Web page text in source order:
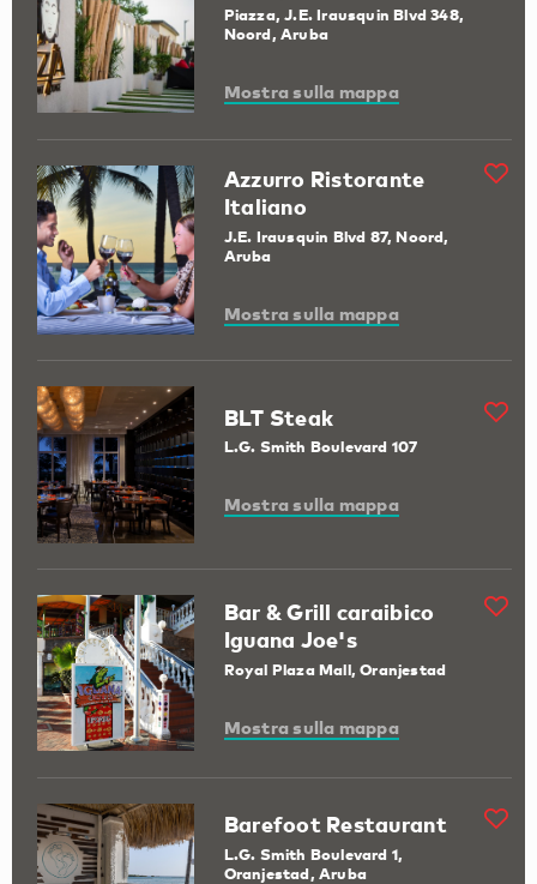
Piazza, J.E. Irausquin Blvd 348,
Noord, Aruba
Mostra sulla mappa
Azzurro Ristorante
Italiano
J.E. Irausquin Blvd 87, Noord,
Aruba
Mostra sulla mappa
BLT Steak
L.G. Smith Boulevard 107
Mostra sulla mappa
Bar & Grill caraibico
Iguana Joe's
Royal Plaza Mall, Oranjestad
Mostra sulla mappa
Barefoot Restaurant
L.G. Smith Boulevard 1,
Oranjestad, Aruba